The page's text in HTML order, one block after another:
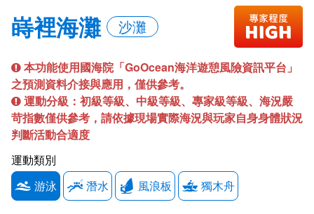
ไทย Bahasa indonesia
嵵裡海灘 沙灘
本功能使用國海院「GoOcean海洋遊憩風險資訊平台」
之預測資料介接與應用，僅供參考。
運動分級：初級等級、中級等級、專家級等級、海況嚴
苛指數僅供參考，請依據現場實際海況與玩家自身身體狀況
判斷活動合適度
運動類別
游泳
潛水 風浪板 獨木舟